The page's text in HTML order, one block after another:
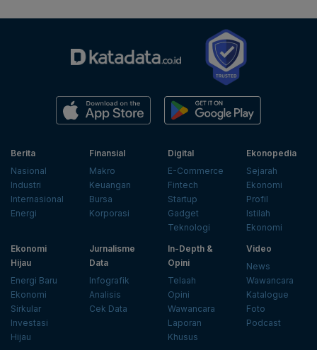
Berita
Nasional
Industri
Internasional
Energi
Finansial
Makro
Keuangan
Bursa
Korporasi
Digital
E-Commerce
Fintech
Startup
Gadget
Teknologi
Ekonopedia
Sejarah
Ekonomi
Profil
Istilah
Ekonomi
Ekonomi
Hijau
Energi Baru
Ekonomi
Sirkular
Investasi
Hijau
Jurnalisme
Data
Infografik
Analisis
Cek Data
In-Depth &
Opini
Telaah
Opini
Wawancara
Laporan
Khusus
Video
News
Wawancara
Katalogue
Foto
Podcast